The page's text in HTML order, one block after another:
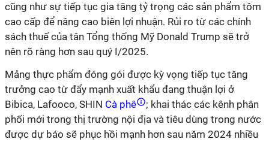
cũng như sự tiếp tục gia tăng tỷ trọng các sản phẩm tôm
cao cấp để nâng cao biên lợi nhuận. Rủi ro từ các chính
sách thuế của tân Tổng thống Mỹ Donald Trump sẽ trở
nên rõ ràng hơn sau quý I/2025.
Mảng thực phẩm đóng gói được kỳ vọng tiếp tục tăng
trưởng cao từ đẩy mạnh xuất khẩu đang thuận lợi ở
Bibica, Lafooco, SHIN Cà phê
; khai thác các kênh phân
phối mới trong thị trường nội địa và tiêu dùng trong nước
được dự báo sẽ phục hồi mạnh hơn sau năm 2024 nhiều